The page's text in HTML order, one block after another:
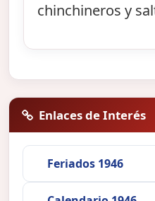
chinchineros y
Enlaces de Interés
Feriados 1946